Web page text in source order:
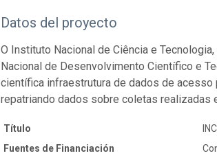
Datos del proyecto
O Instituto Nacional de Ciência e
Nacional de Desenvolvimento Científico e
científica infraestrutura de dados de
repatriando dados sobre coletas
Título
Fuentes de Financiación